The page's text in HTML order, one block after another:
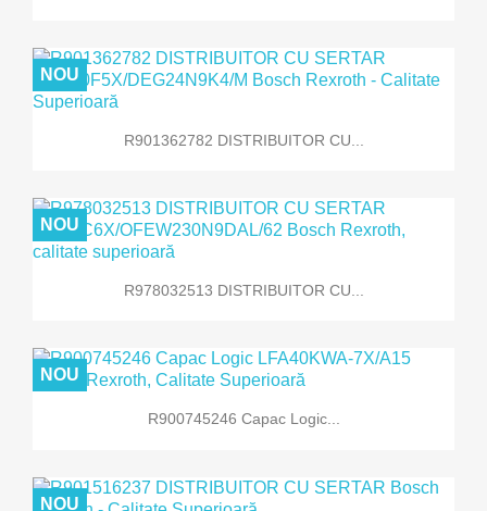
R901362782 DISTRIBUITOR CU...
NOU
R978032513 DISTRIBUITOR CU...
NOU
R900745246 Capac Logic...
NOU
NOU